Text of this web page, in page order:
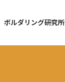
ボルダリング研究所